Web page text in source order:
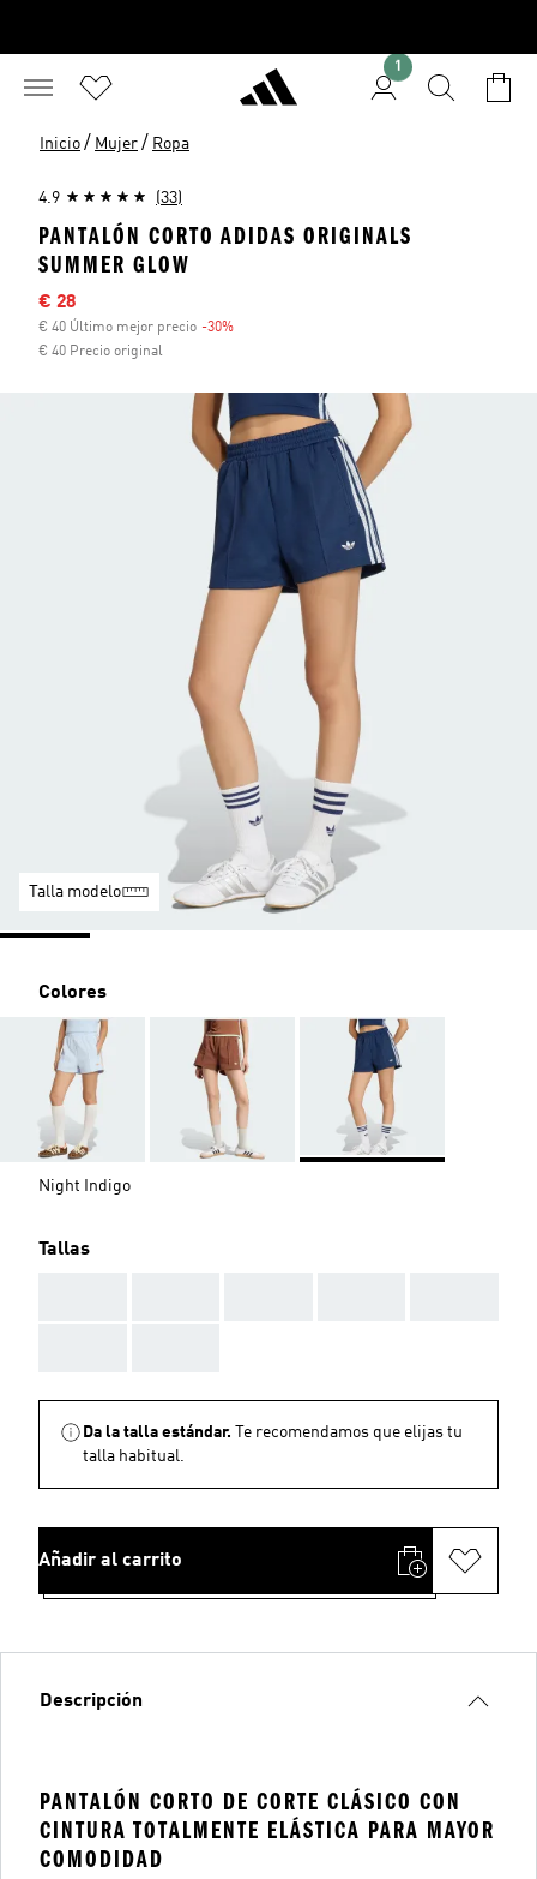
1
Inicio / Mujer / Ropa
4.9 (33)
PANTALÓN CORTO ADIDAS ORIGINALS
SUMMER GLOW
Precio rebajado
€ 28
€ 40 Último mejor precio -30%
€ 40 Precio original
Talla modelo
Colores
Night Indigo
Tallas
Da la talla estándar.
Te recomendamos que elijas tu
talla habitual.
Añadir al carrito
Descripción
PANTALÓN CORTO DE CORTE CLÁSICO CON
CINTURA TOTALMENTE ELÁSTICA PARA MAYOR
COMODIDAD